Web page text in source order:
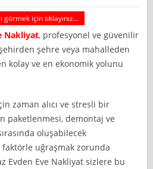
için tıklayınız...
Nakliyat, profesyonel ve güvenilir
şehre veya mahalleden
kolay ve en ekonomik yolunu
zaman alıcı ve stresli bir
paketlenmesi, demontaj ve
oluşabilecek
uğraşmak zorunda
Evden Eve Nakliyat sizlere bu